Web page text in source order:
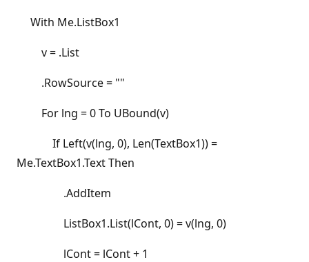
With Me.ListBox1
v = .List
.RowSource = ""
For lng = 0 To UBound(v)
If Left(v(lng, 0), Len(TextBox1)) =
Me.TextBox1.Text Then
.AddItem
ListBox1.List(lCont, 0) = v(lng, 0)
lCont = lCont + 1